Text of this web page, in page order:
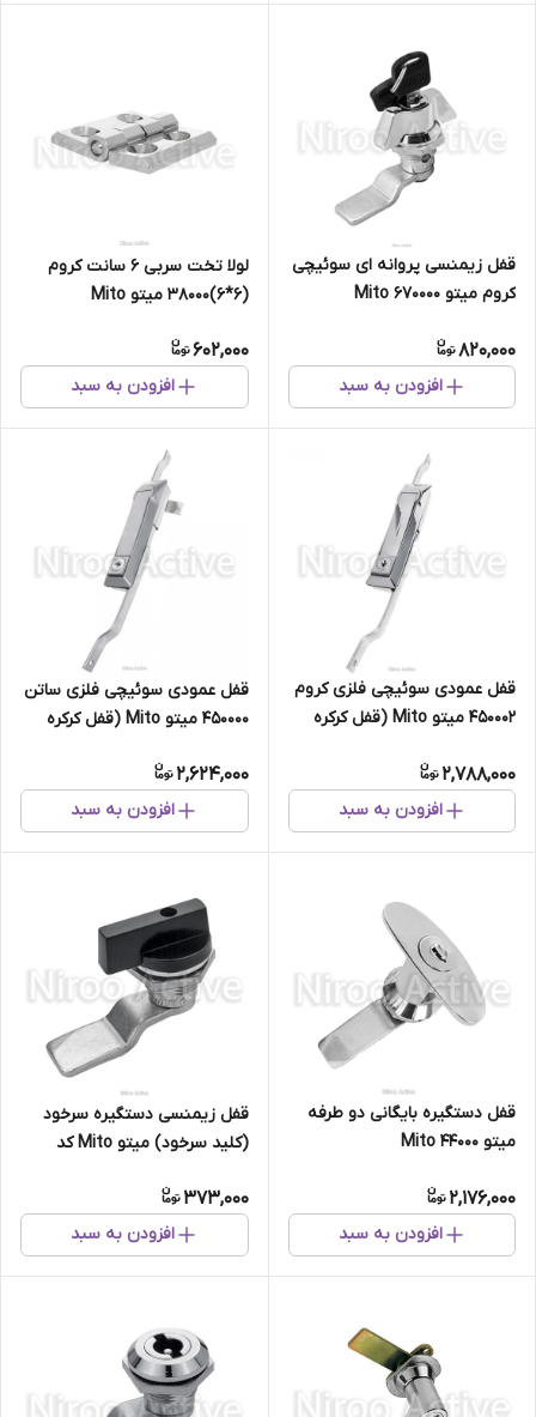
قفل زیمنسی پروانه ای سوئیچی
کروم میتو Mito ۶۷۰۰۰۰
820,000
افزودن به سبد
لولا تخت سربی ۶ سانت کروم
(۶*۶)۳۸۰۰۰ میتو Mito
602,000
افزودن به سبد
قفل عمودی سوئیچی فلزی کروم
450002 میتو Mito (قفل کرکره
2,788,000
افزودن به سبد
قفل عمودی سوئیچی فلزی ساتن
450000 میتو Mito (قفل کرکره
2,624,000
افزودن به سبد
قفل دستگیره بایگانی دو طرفه
میتو Mito 44000
2,176,000
افزودن به سبد
قفل زیمنسی دستگیره سرخود
(کلید سرخود) میتو Mito کد
373,000
افزودن به سبد